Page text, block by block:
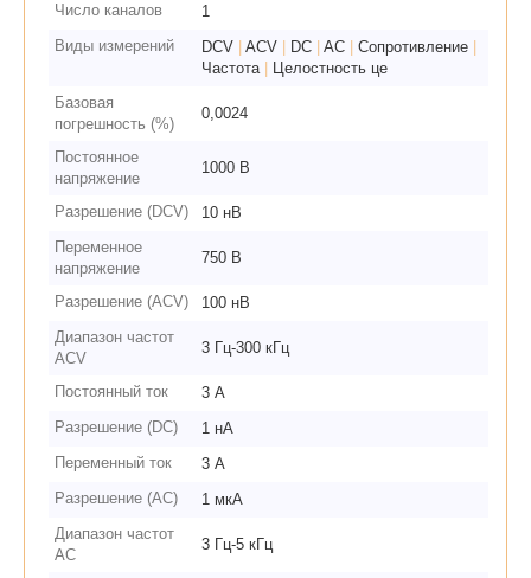
Число каналов
1
Виды измерений
DCV ACV DC AC Сопротивление
Частота
Целостность це
Базовая
погрешность (%)
0,0024
Постоянное
напряжение
1000 В
Разрешение (DCV)
10 нВ
Переменное
напряжение
750 В
Разрешение (ACV)
100 нВ
Диапазон частот
ACV
3 Гц-300 кГц
Постоянный ток
3 А
Разрешение (DC)
1 нА
Переменный ток
3 А
Разрешение (AC)
1 мкА
Диапазон частот
AC
3 Гц-5 кГц